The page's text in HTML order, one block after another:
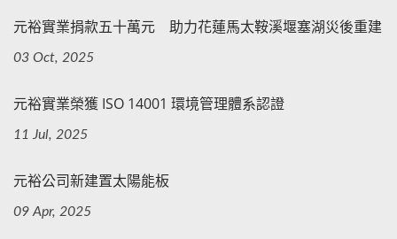
元裕實業捐款五十萬元 助力花蓮馬太鞍溪堰塞湖災後重建
03 Oct, 2025
元裕實業榮獲 ISO 14001 環境管理體系認證
11 Jul, 2025
元裕公司新建置太陽能板
09 Apr, 2025